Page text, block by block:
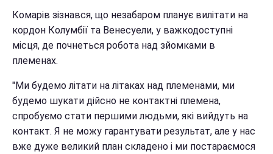
Комарів зізнався, що незабаром планує вилітати на
кордон Колумбії та Венесуели, у важкодоступні
місця, де почнеться робота над зйомками в
племенах.
"Ми будемо літати на літаках над племенами, ми
будемо шукати дійсно не контактні племена,
спробуємо стати першими людьми, які вийдуть на
контакт. Я не можу гарантувати результат, але у нас
вже дуже великий план складено і ми постараємося